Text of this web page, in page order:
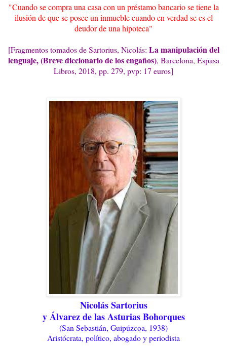
"Cuando se compra una casa con un préstamo bancario se tiene la
ilusión de que se posee un inmueble cuando en verdad se es el
deudor de una hipoteca"
[Fragmentos tomados de Sartorius, Nicolás: La manipulación del
lenguaje, (Breve diccionario de los engaños), Barcelona, Espasa
Libros, 2018, pp. 279, pvp: 17 euros]
Nicolás Sartorius
y Álvarez de las Asturias Bohorques
(San Sebastián, Guipúzcoa, 1938)
Aristócrata, político, abogado y periodista